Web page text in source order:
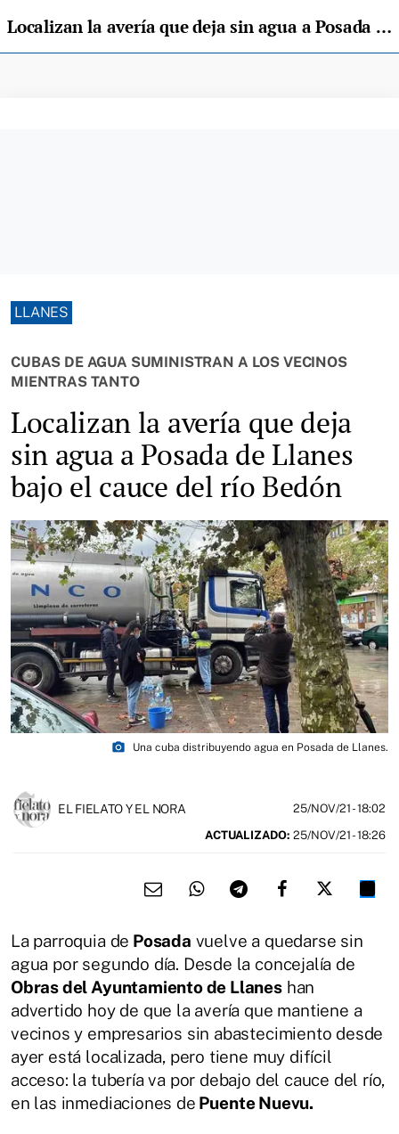
Localizan la avería que deja sin agua a Posada de Llanes bajo el cauce del río Bedón
LLANES
CUBAS DE AGUA SUMINISTRAN A LOS VECINOS
MIENTRAS TANTO
Localizan la avería que deja
sin agua a Posada de Llanes
bajo el cauce del río Bedón
photo_camera Una cuba distribuyendo agua en Posada de Llanes.
EL FIELATO Y EL NORA 25/NOV/21- 18:02
ACTUALIZADO: 25/NOV/21 - 18:26
La parroquia de Posada vuelve a quedarse sin
agua por segundo día. Desde la concejalía de
Obras del Ayuntamiento de Llaneshan
advertido hoy de que la avería que mantiene a
vecinos y empresarios sin abastecimiento desde
ayer está localizada, pero tiene muy difícil
acceso: la tubería va por debajo del cauce del río,
en las inmediaciones de Puente Nuevu.